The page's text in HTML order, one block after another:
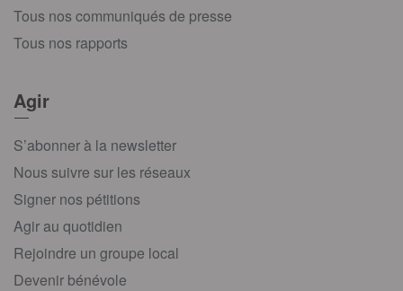
Tous nos communiqués de presse
Tous nos rapports
Agir
S’abonner à la newsletter
Nous suivre sur les réseaux
Signer nos pétitions
Agir au quotidien
Rejoindre un groupe local
Devenir bénévole